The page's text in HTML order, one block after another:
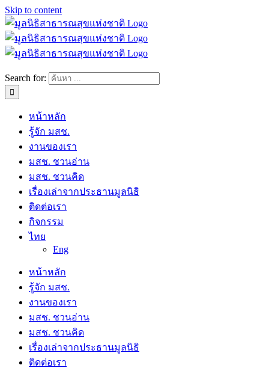
Skip to content
Search for:
หน้าหลัก
รู้จัก มสช.
งานของเรา
มสช. ชวนอ่าน
มสช. ชวนคิด
เรื่องเล่าจากประธานมูลนิธิ
ติดต่อเรา
กิจกรรม
ไทย
Eng
หน้าหลัก
รู้จัก มสช.
งานของเรา
มสช. ชวนอ่าน
มสช. ชวนคิด
เรื่องเล่าจากประธานมูลนิธิ
ติดต่อเรา